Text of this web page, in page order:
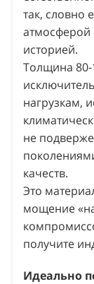
так, словно
атмосферой
историей.
Толщина
нагрузкам,
не
качеств.
Это
мощение
получите
Идеально